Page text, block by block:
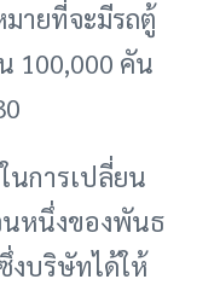
มายที่จะมีรถตู้
100,000 คัน
นการเปลี่ยน
นหนึ่งของพันธ
งบริษัทได้ให้